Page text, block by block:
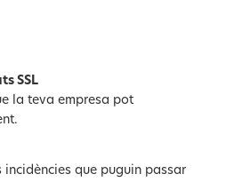
SSL
la teva empresa pot
que puguin passar